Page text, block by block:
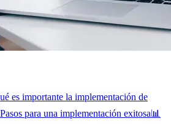
es importante la implementación de
para una implementación exitosa📊